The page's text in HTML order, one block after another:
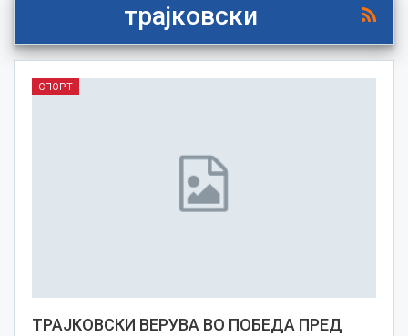
трајковски
СПОРТ
ТРАЈКОВСКИ ВЕРУВА ВО ПОБЕДА ПРЕД